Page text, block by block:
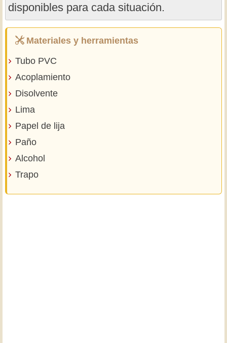
disponibles para cada situación.
Materiales y herramientas
Tubo PVC
Acoplamiento
Disolvente
Lima
Papel de lija
Paño
Alcohol
Trapo